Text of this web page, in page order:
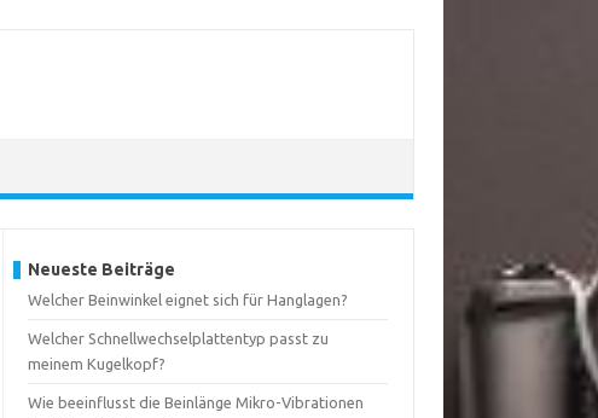
Neueste Beiträge
Welcher Beinwinkel eignet sich für Hanglagen?
Welcher Schnellwechselplattentyp passt zu
meinem Kugelkopf?
Wie beeinflusst die Beinlänge Mikro-Vibrationen